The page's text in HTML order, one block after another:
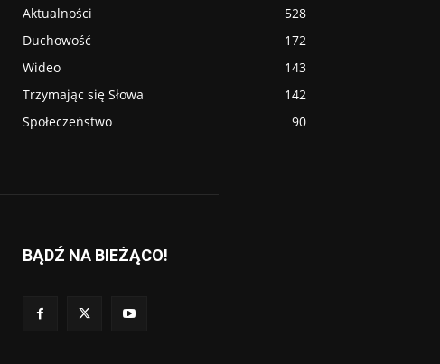
Aktualności
528
Duchowość
172
Wideo
143
Trzymając się Słowa
142
Społeczeństwo
90
BĄDŹ NA BIEŻĄCO!